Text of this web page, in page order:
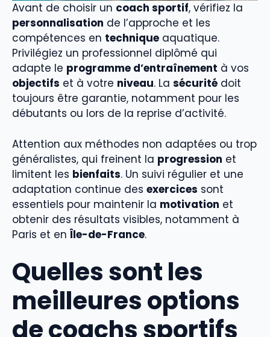
Avant de choisir un coach sportif, vérifiez la
personnalisation de l’approche et les
compétences en technique aquatique.
Privilégiez un professionnel diplômé qui
adapte le programme d’entraînement à vos
objectifs et à votre niveau. La sécurité doit
toujours être garantie, notamment pour les
débutants ou lors de la reprise d’activité.
Attention aux méthodes non adaptées ou trop
généralistes, qui freinent la progression et
limitent les bienfaits. Un suivi régulier et une
adaptation continue des exercices sont
essentiels pour maintenir la motivation et
obtenir des résultats visibles, notamment à
Paris et en Île-de-France.
Quelles sont les
meilleures options
de coachs sportifs